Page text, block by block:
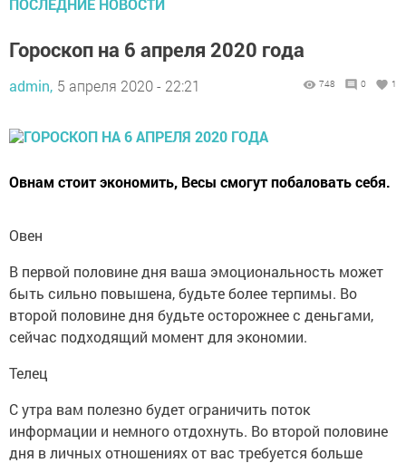
ПОСЛЕДНИЕ НОВОСТИ
Гороскоп на 6 апреля 2020 года
admin, 5 апреля 2020 - 22:21 748 0 1
Овнам стоит экономить, Весы смогут побаловать себя.
Овен
В первой половине дня ваша эмоциональность может
быть сильно повышена, будьте более терпимы. Во
второй половине дня будьте осторожнее с деньгами,
сейчас подходящий момент для экономии.
Телец
С утра вам полезно будет ограничить поток
информации и немного отдохнуть. Во второй половине
дня в личных отношениях от вас требуется больше